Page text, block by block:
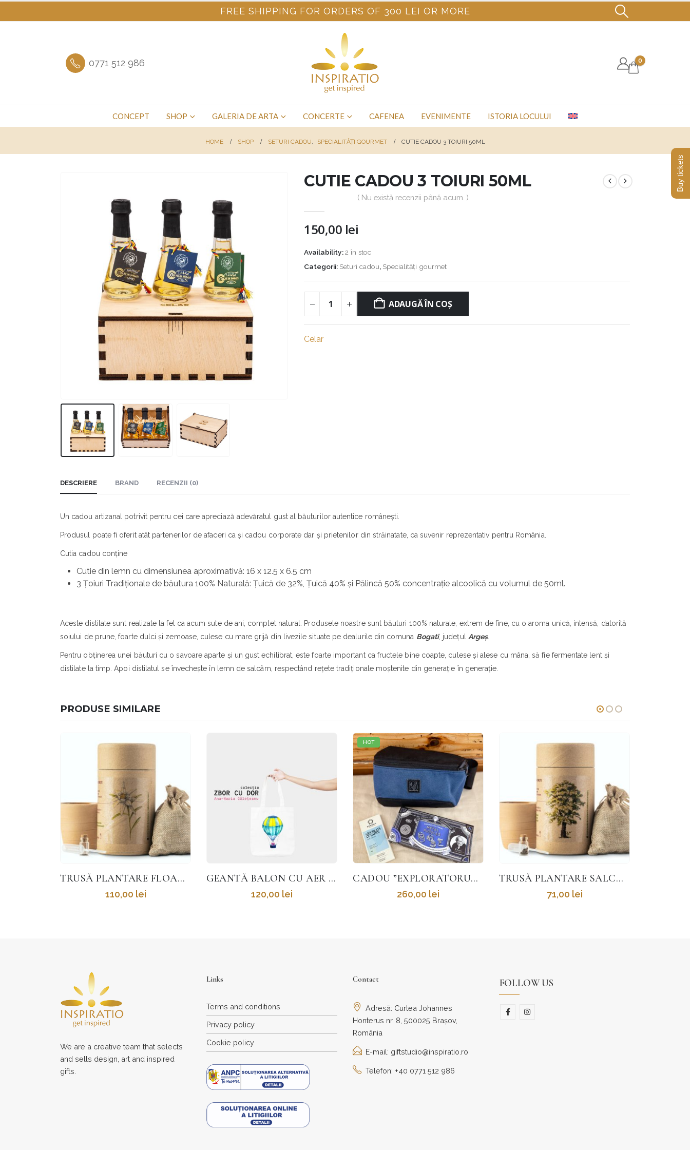
FREE SHIPPING FOR ORDERS OF 300 LEI OR MORE
0771 512 986 0
CONCEPT SHOP GALERIA DE ARTA CONCERTE CAFENEA EVENIMENTE ISTORIA LOCULUI
HOME SHOP SETURI CADOU SPECIALITĂȚI GOURMET CUTIE CADOU 3 TOIURI 50ML
CUTIE CADOU 3 TOIURI 50ML
( Nu există recenzii până acum. )
150,00 lei
Availability:2 în stoc
Categorii: Seturi cadou, Specialități gourmet
ADAUGĂ ÎN COȘ
Celar
DESCRIERE BRAND RECENZII (0)
Un cadou artizanal potrivit pentru cei care apreciază adevăratul gust al băuturilor autentice românești.
Produsul poate fi oferit atât partenerilor de afaceri ca și cadou corporate dar și prietenilor din străinatate, ca suvenir reprezentativ pentru România.
Cutia cadou conține
Cutie din lemn cu dimensiunea aproximativă: 16 x 12.5 x 6.5 cm
3 Țoiuri Tradiționale de băutura 100% Naturală: Țuică de 32%, Țuică 40% și Pălincă 50% concentrație alcoolică cu volumul de 50ml.
Aceste distilate sunt realizate la fel ca acum sute de ani, complet natural. Produsele noastre sunt băuturi 100% naturale, extrem de fine, cu o aroma unică, intensă, datorită
soiului de prune, foarte dulci și zemoase, culese cu mare grijă din livezile situate pe dealurile din comuna Bogati, județul Argeș.
Pentru obținerea unei băuturi cu o savoare aparte și un gust echilibrat, este foarte important ca fructele bine coapte, culese și alese cu mâna, să fie fermentate lent și
distilate la timp. Apoi distilatul se învechește în lemn de salcâm, respectând rețete tradiționale moștenite din generație în generație.
PRODUSE SIMILARE
GEANTĂ BALON CU AER CALD
120,00 lei
CADOU ”EXPLORATORUL URBAN”
260,00 lei
TRUSĂ PLANTARE SALCÂM
71,00lei
STOC EPUIZAT
TRUSĂ PLANTARE ALBĂSTREA
71,00 lei
We are a creative team that selects
and sells design, art and inspired
gifts.
Links
Terms and conditions
Privacy policy
Cookie policy
Contact
Adresă: Curtea Johannes
Honterus nr. 8, 500025 Brașov,
România
E-mail: giftstudio@inspiratio.ro
Telefon: +40 0771 512 986
FOLLOW US
Buy tickets